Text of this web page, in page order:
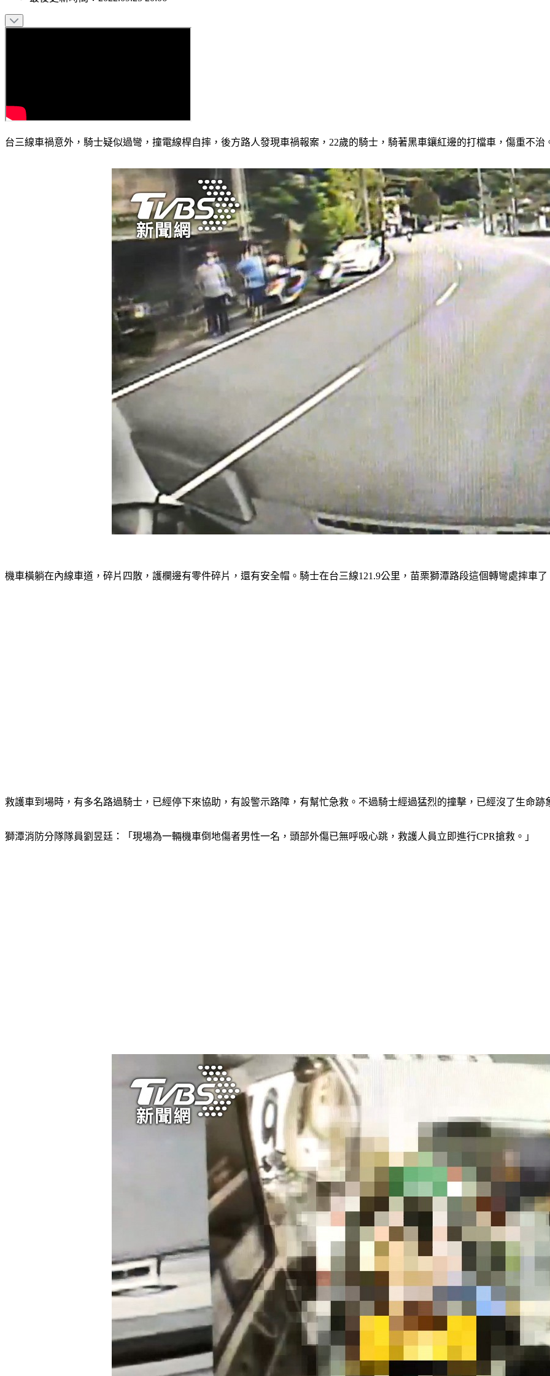
台三線車禍意外，騎士疑似過彎，撞電線桿自摔，後方路人發現車禍報案，22歲的騎士，騎著黑車鑲紅邊的打檔車，傷重不治
機車橫躺在內線車道，碎片四散，護欄邊有零件碎片，還有安全帽。騎士在台三線121.9公里，苗栗獅潭路段這個轉彎處摔車了
救護車到場時，有多名路過騎士，已經停下來協助，有設警示路障，有幫忙急救。不過騎士經過猛烈的撞擊，已經沒了生命跡
獅潭消防分隊隊員劉昱廷：「現場為一輛機車倒地傷者男性一名，頭部外傷已無呼吸心跳，救護人員立即進行CPR搶救。」